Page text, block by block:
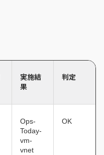
実施結
果
判定
Ops-
Today-
vm-
vnet
OK